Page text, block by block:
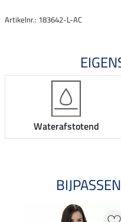
Artikelnr.: 183642-L-AC
Waterafstotend